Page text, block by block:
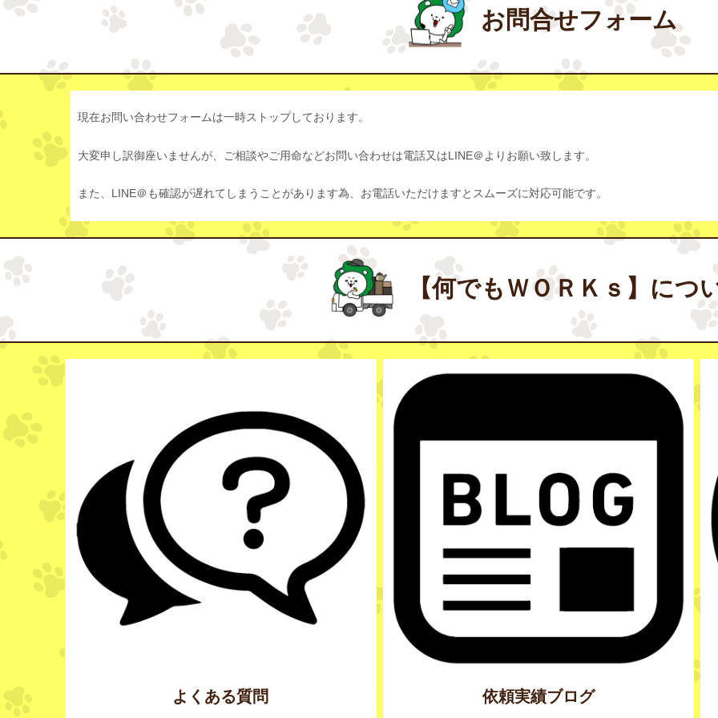
お問合せフォーム
現在お問い合わせフォームは一時ストップしております。
大変申し訳御座いませんが、ご相談やご用命などお問い合わせは電話又はLINE＠よりお願い致します。
また、LINE＠も確認が遅れてしまうことがあります為、お電話いただけますとスムーズに対応可能です。
【何でもＷＯＲＫｓ】につ
よくある質問 依頼実績ブログ